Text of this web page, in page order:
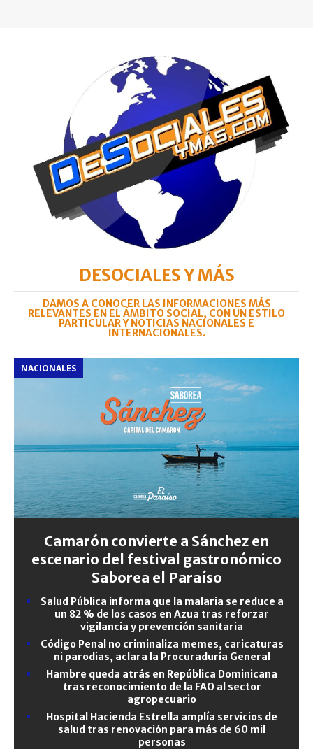
DESOCIALES Y MÁS
DAMOS A CONOCER LAS INFORMACIONES MÁS
RELEVANTES EN EL ÁMBITO SOCIAL, CON UN ESTILO
PARTICULAR Y NOTICIAS NACIONALES E
INTERNACIONALES.
NACIONALES
Camarón convierte a Sánchez en
escenario del festival gastronómico
Saborea el Paraíso
Salud Pública informa que la malaria se reduce a
un 82 % de los casos en Azua tras reforzar
vigilancia y prevención sanitaria
Código Penal no criminaliza memes, caricaturas
ni parodias, aclara la Procuraduría General
Hambre queda atrás en República Dominicana
tras reconocimiento de la FAO al sector
agropecuario
Hospital Hacienda Estrella amplía servicios de
salud tras renovación para más de 60 mil
personas